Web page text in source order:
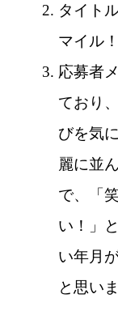
タイト
マイル！
応募者
ており
びを気
麗に並
で、「
い！」
い年月
と思い